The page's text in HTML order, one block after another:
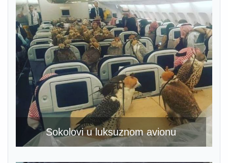
Sokolovi u luksuznom avionu